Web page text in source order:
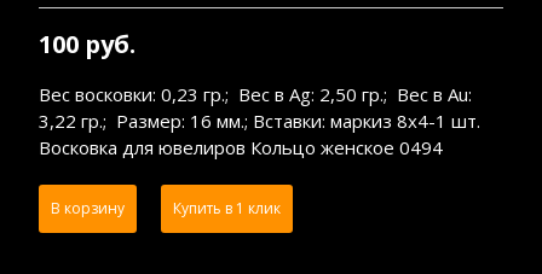
100 руб.
Вес восковки: 0,23 гр.; Вес в Ag: 2,50 гр.; Вес в Au:
3,22 гр.; Размер: 16 мм.; Вставки: маркиз 8х4-1 шт.
Восковка для ювелиров Кольцо женское 0494
В корзину Купить в 1 клик